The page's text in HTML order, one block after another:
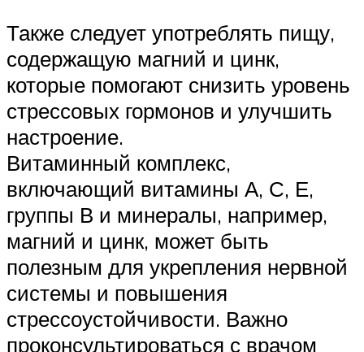
Также следует употреблять пищу,
содержащую магний и цинк,
которые помогают снизить уровень
стрессовых гормонов и улучшить
настроение.
Витаминный комплекс,
включающий витамины А, С, Е,
группы В и минералы, например,
магний и цинк, может быть
полезным для укрепления нервной
системы и повышения
стрессоустойчивости. Важно
проконсультироваться с врачом